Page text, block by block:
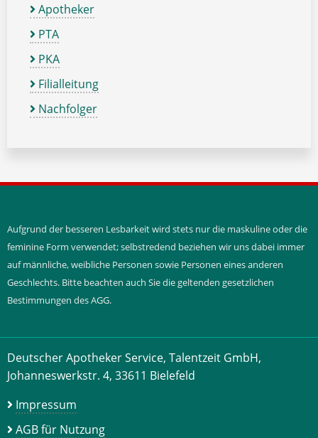
Apotheker
PTA
PKA
Filialleitung
Nachfolger
Aufgrund der besseren Lesbarkeit wird stets nur die maskuline oder die
feminine Form verwendet; selbstredend beziehen wir uns dabei immer
auf männliche, weibliche Personen sowie Personen eines anderen
Geschlechts. Bitte beachten auch Sie die geltenden gesetzlichen
Bestimmungen des AGG.
Deutscher Apotheker Service, Talentzeit GmbH,
Johanneswerkstr. 4, 33611 Bielefeld
Impressum
AGB für Nutzung